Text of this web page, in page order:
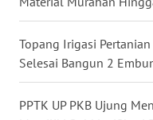
Topang Irigasi
Selesai Bangun 2
PPTK UP PKB Ujung
WN
KALSEL
WN
KALTIM